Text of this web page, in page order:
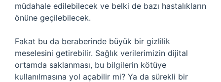
müdahale edilebilecek ve belki de bazı hastalıkların
önüne geçilebilecek.
Fakat bu da beraberinde büyük bir gizlilik
meselesini getirebilir. Sağlık verilerimizin dijital
ortamda saklanması, bu bilgilerin kötüye
kullanılmasına yol açabilir mi? Ya da sürekli bir